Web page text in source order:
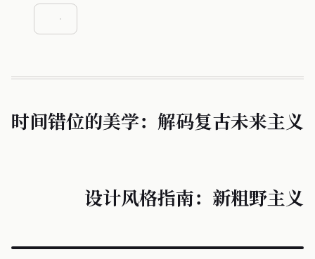
时间错位的美学：解码复古未来主义
设计风格指南：新粗野主义